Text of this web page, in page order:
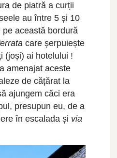
de piatră a curții
au între 5 și 10
pe această bordură
care șerpuiește
(joși) ai hotelului !
amenajat aceste
de cățărat la
ajungem căci era
presupun eu, de a
în escalada și via